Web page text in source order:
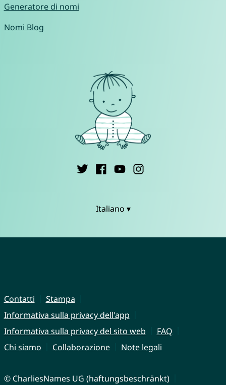
Generatore di nomi
Nomi Blog
Italiano ▾
Contatti
Stampa
Informativa sulla privacy dell'app
Informativa sulla privacy del sito web
FAQ
Chi siamo
Collaborazione Note legali
© CharliesNames UG (haftungsbeschränkt)